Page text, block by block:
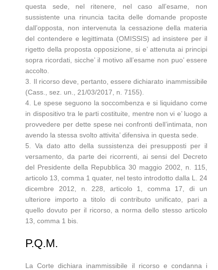
questa sede, nel ritenere, nel caso all’esame, non
sussistente una rinuncia tacita delle domande proposte
dall’opposta, non intervenuta la cessazione della materia
del contendere e legittimata (OMISSIS) ad insistere per il
rigetto della proposta opposizione, si e’ attenuta ai principi
sopra ricordati, sicche’ il motivo all’esame non puo’ essere
accolto.
3. Il ricorso deve, pertanto, essere dichiarato inammissibile
(Cass., sez. un., 21/03/2017, n. 7155).
4. Le spese seguono la soccombenza e si liquidano come
in dispositivo tra le parti costituite, mentre non vi e’ luogo a
provvedere per dette spese nei confronti dell’intimata, non
avendo la stessa svolto attivita’ difensiva in questa sede.
5. Va dato atto della sussistenza dei presupposti per il
versamento, da parte dei ricorrenti, ai sensi del Decreto
del Presidente della Repubblica 30 maggio 2002, n. 115,
articolo 13, comma 1 quater, nel testo introdotto dalla L. 24
dicembre 2012, n. 228, articolo 1, comma 17, di un
ulteriore importo a titolo di contributo unificato, pari a
quello dovuto per il ricorso, a norma dello stesso articolo
13, comma 1 bis.
P.Q.M.
La Corte dichiara inammissibile il ricorso e condanna i